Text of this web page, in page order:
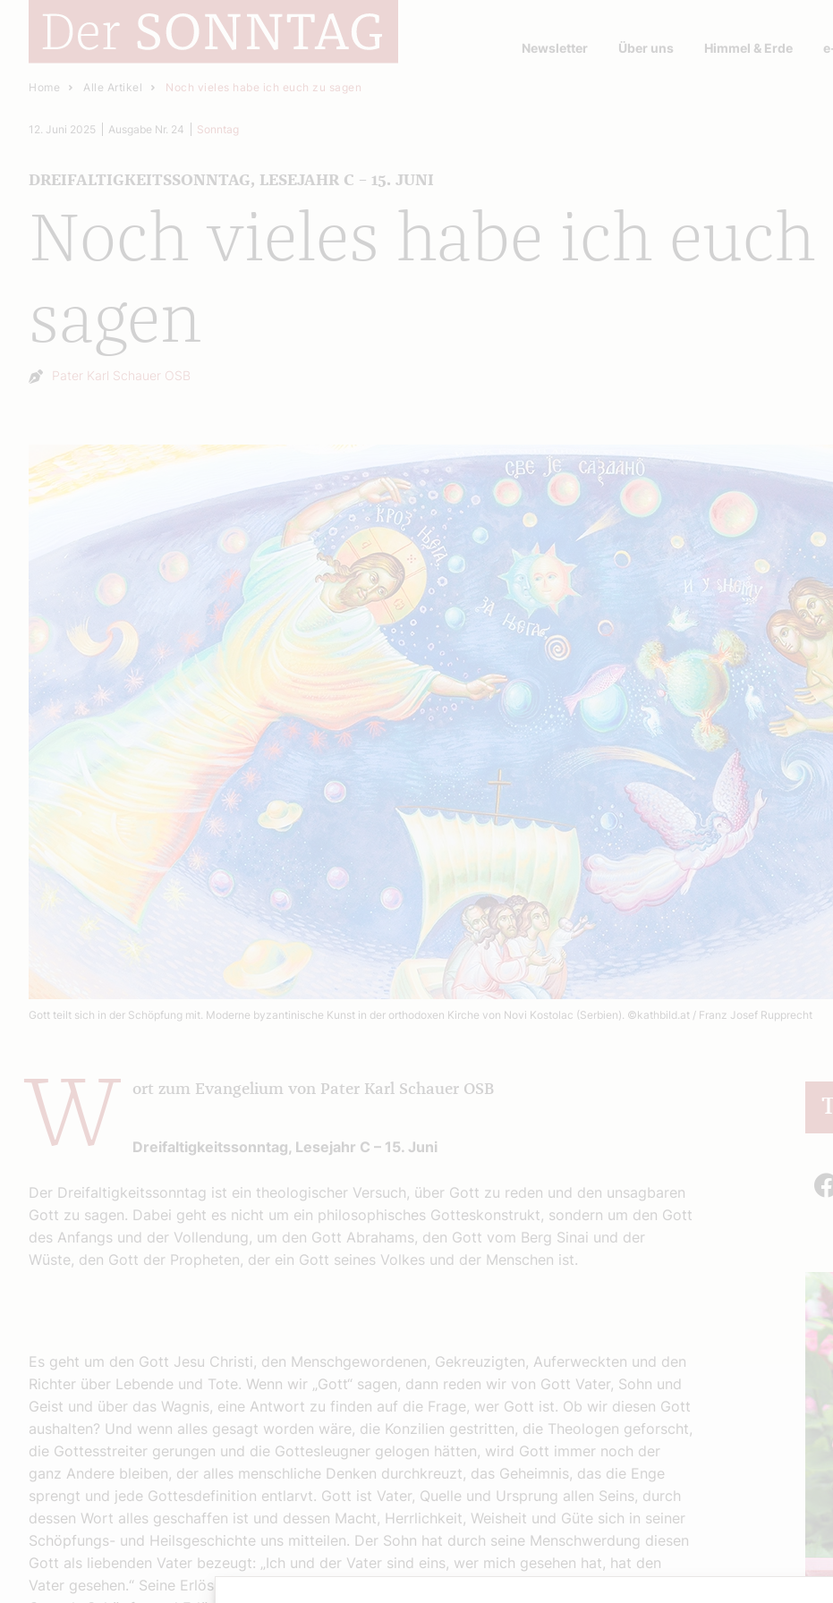
Newsletter Über uns Himmel & Erde
Home Alle Artikel Noch vieles habe ich euch zu sagen
Noch vieles habe ich euch
sagen
DREIFALTIGKEITSSONNTAG, LESEJAHR C – 15. JUNI
12. Juni 2025 Ausgabe Nr. 24 Sonntag
Autor:
Pater Karl Schauer OSB
Gott teilt sich in der Schöpfung mit. Moderne byzantinische Kunst in der orthodoxen Kirche von Novi Kostolac (Serbien). ©kathbild.at / Franz Josef Rupprecht
W ort zum Evangelium von Pater Karl Schauer OSB
Dreifaltigkeitssonntag, Lesejahr C – 15. Juni
Der Dreifaltigkeitssonntag ist ein theologischer Versuch, über Gott zu reden und den unsagbaren
Gott zu sagen. Dabei geht es nicht um ein philosophisches Gotteskonstrukt, sondern um den Gott
des Anfangs und der Vollendung, um den Gott Abrahams, den Gott vom Berg Sinai und der
Wüste, den Gott der Propheten, der ein Gott seines Volkes und der Menschen ist.
Es geht um den Gott Jesu Christi, den Menschgewordenen, Gekreuzigten, Auferweckten und den
Richter über Lebende und Tote. Wenn wir „Gott“ sagen, dann reden wir von Gott Vater, Sohn und
Geist und über das Wagnis, eine Antwort zu finden auf die Frage, wer Gott ist. Ob wir diesen Gott
aushalten? Und wenn alles gesagt worden wäre, die Konzilien gestritten, die Theologen geforscht,
die Gottesstreiter gerungen und die Gottesleugner gelogen hätten, wird Gott immer noch der
ganz Andere bleiben, der alles menschliche Denken durchkreuzt, das Geheimnis, das die Enge
sprengt und jede Gottesdefinition entlarvt. Gott ist Vater, Quelle und Ursprung allen Seins, durch
dessen Wort alles geschaffen ist und dessen Macht, Herrlichkeit, Weisheit und Güte sich in seiner
Schöpfungs- und Heilsgeschichte uns mitteilen. Der Sohn hat durch seine Menschwerdung diesen
Gott als liebenden Vater bezeugt: „Ich und der Vater sind eins, wer mich gesehen hat, hat den
Vater gesehen.“ Seine Erlösungsgeschichte trifft alle Menschen. Durch den Geist teilt sich uns